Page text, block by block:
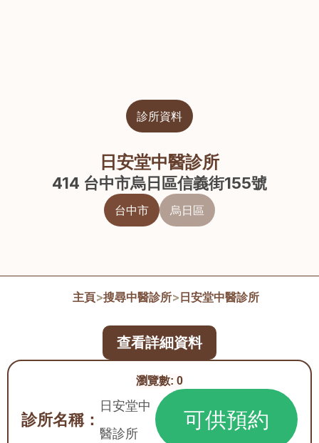
診所資料
日安堂中醫診所
414 台中市烏日區信義街155號
台中市 烏日區
主頁>搜尋中醫診所> 日安堂中醫診所
瀏覽數: 0
診所名稱：
日安堂中
醫診所
可供預約
查看詳細資料